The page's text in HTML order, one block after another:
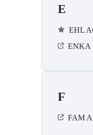
E
EHL
ENKA
F
FAM